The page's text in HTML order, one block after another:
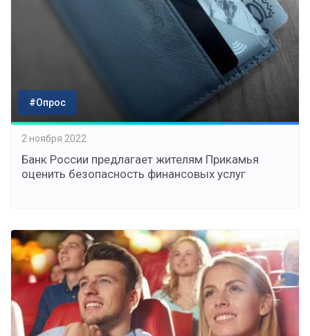
#Опрос
2 ноября 2022
Банк России предлагает жителям Прикамья
оценить безопасность финансовых услуг